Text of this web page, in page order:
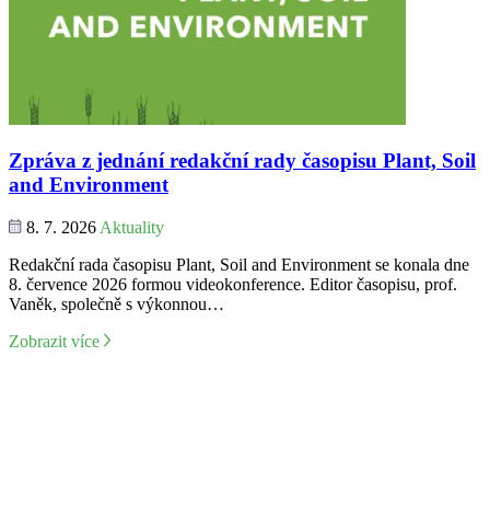
Zpráva z jednání redakční rady časopisu Plant, Soil
and Environment
8. 7. 2026 Aktuality
Redakční rada časopisu Plant, Soil and Environment se konala dne
8. července 2026 formou videokonference. Editor časopisu, prof.
Vaněk, společně s výkonnou…
Zobrazit více